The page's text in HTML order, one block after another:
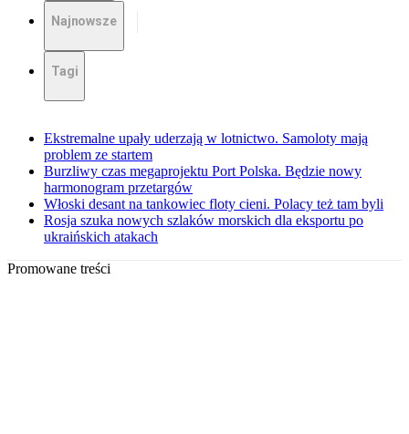
Najnowsze
Tagi
Ekstremalne upały uderzają w lotnictwo. Samoloty mają
problem ze startem
Burzliwy czas megaprojektu Port Polska. Będzie nowy
harmonogram przetargów
Włoski desant na tankowiec floty cieni. Polacy też tam byli
Rosja szuka nowych szlaków morskich dla eksportu po
ukraińskich atakach
Promowane treści